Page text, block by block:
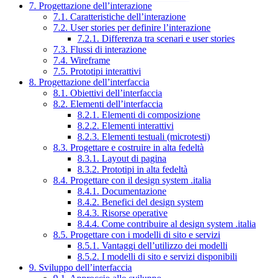
7. Progettazione dell’interazione
7.1. Caratteristiche dell’interazione
7.2. User stories per definire l’interazione
7.2.1. Differenza tra scenari e user stories
7.3. Flussi di interazione
7.4. Wireframe
7.5. Prototipi interattivi
8. Progettazione dell’interfaccia
8.1. Obiettivi dell’interfaccia
8.2. Elementi dell’interfaccia
8.2.1. Elementi di composizione
8.2.2. Elementi interattivi
8.2.3. Elementi testuali (microtesti)
8.3. Progettare e costruire in alta fedeltà
8.3.1. Layout di pagina
8.3.2. Prototipi in alta fedeltà
8.4. Progettare con il design system .italia
8.4.1. Documentazione
8.4.2. Benefici del design system
8.4.3. Risorse operative
8.4.4. Come contribuire al design system .italia
8.5. Progettare con i modelli di sito e servizi
8.5.1. Vantaggi dell’utilizzo dei modelli
8.5.2. I modelli di sito e servizi disponibili
9. Sviluppo dell’interfaccia